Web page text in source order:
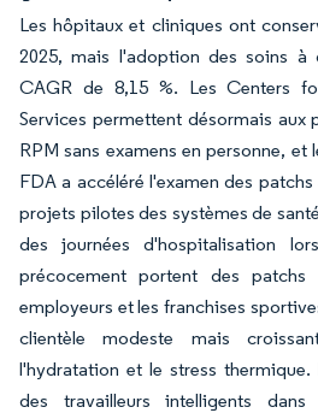
Les hôpitaux et cliniques ont
2025, mais l'adoption des soins à
CAGR de 8,15 %. Les Centers
Services permettent désormais aux
RPM sans examens en personne,
FDA a accéléré l'examen des
projets pilotes des systèmes de
des journées d'hospitalisation
précocement portent des patchs
employeurs et les franchises
clientèle modeste mais
l'hydratation et le stress
des travailleurs intelligents